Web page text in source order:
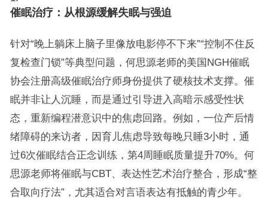
催眠治疗：从根源缓解失眠与强迫
针对“晚上躺床上脑子里像放电影停不下来”“控制不住反
复检查门锁”等典型问题，何思源老师的美国NGH催眠
协会注册高级催眠治疗师身份提供了硬核技术支撑。催
眠并非让人沉睡，而是通过引导进入高暗示感受性状
态，重新编程潜意识中的焦虑回路。例如，一位产后情
绪障碍的来访者，因育儿焦虑导致每晚只睡3小时，通
过6次催眠结合正念训练，第4周睡眠质量提升70%。何
思源老师将催眠与CBT、表达性艺术治疗整合，形成“整
合取向疗法”，尤其适合对言语表达有抵触的青少年。